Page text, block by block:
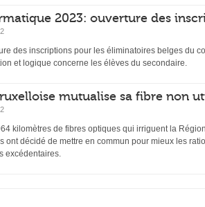
2023: ouverture des
des inscriptions pour les éliminatoires belges
et logique concerne les élèves du secondaire.
mutualise sa fibre non
kilomètres de fibres optiques qui irriguent la
ont décidé de mettre en commun pour mieux les
excédentaires.